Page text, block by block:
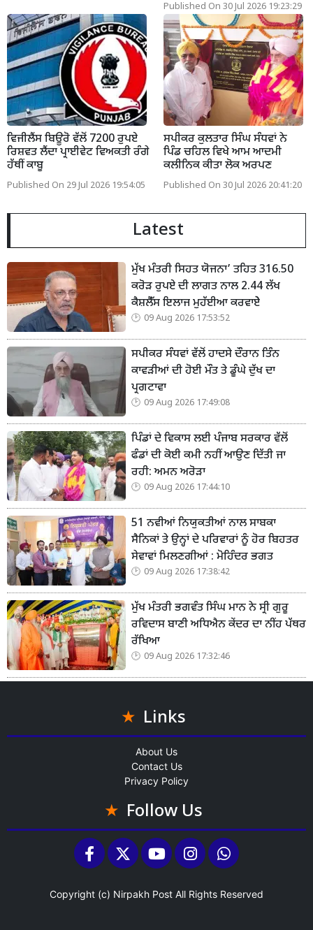
Published On 30 Jul 2026 19:23:29
ਵਿਜੀਲੈਂਸ ਬਿਊਰੋ ਵੱਲੋਂ 7200 ਰੁਪਏ
ਰਿਸ਼ਵਤ ਲੈਂਦਾ ਪ੍ਰਾਈਵੇਟ ਵਿਅਕਤੀ ਰੰਗੇ
ਹੱਥੀਂ ਕਾਬੂ
Published On 29 Jul 2026 19:54:05
ਸਪੀਕਰ ਕੁਲਤਾਰ ਸਿੰਘ ਸੰਧਵਾਂ ਨੇ
ਪਿੰਡ ਚਹਿਲ ਵਿਖੇ ਆਮ ਆਦਮੀ
ਕਲੀਨਿਕ ਕੀਤਾ ਲੋਕ ਅਰਪਣ
Published On 30 Jul 2026 20:41:20
Latest
ਮੁੱਖ ਮੰਤਰੀ ਸਿਹਤ ਯੋਜਨਾ’ ਤਹਿਤ 316.50
ਕਰੋੜ ਰੁਪਏ ਦੀ ਲਾਗਤ ਨਾਲ 2.44 ਲੱਖ
ਕੈਸ਼ਲੈੱਸ ਇਲਾਜ ਮੁਹੱਈਆ ਕਰਵਾਏੇ
09 Aug 2026 17:53:52
ਸਪੀਕਰ ਸੰਧਵਾਂ ਵੱਲੋਂ ਹਾਦਸੇ ਦੌਰਾਨ ਤਿੰਨ
ਕਾਵੜੀਆਂ ਦੀ ਹੋਈ ਮੌਤ ਤੇ ਡੂੰਘੇ ਦੁੱਖ ਦਾ
ਪ੍ਰਗਟਾਵਾ
09 Aug 2026 17:49:08
ਪਿੰਡਾਂ ਦੇ ਵਿਕਾਸ ਲਈ ਪੰਜਾਬ ਸਰਕਾਰ ਵੱਲੋਂ
ਫੰਡਾਂ ਦੀ ਕੋਈ ਕਮੀ ਨਹੀਂ ਆਉਣ ਦਿੱਤੀ ਜਾ
ਰਹੀ: ਅਮਨ ਅਰੋੜਾ
09 Aug 2026 17:44:10
51 ਨਵੀਆਂ ਨਿਯੁਕਤੀਆਂ ਨਾਲ ਸਾਬਕਾ
ਸੈਨਿਕਾਂ ਤੇ ਉਨ੍ਹਾਂ ਦੇ ਪਰਿਵਾਰਾਂ ਨੂੰ ਹੋਰ ਬਿਹਤਰ
ਸੇਵਾਵਾਂ ਮਿਲਣਗੀਆਂ : ਮੋਹਿੰਦਰ ਭਗਤ
09 Aug 2026 17:38:42
ਮੁੱਖ ਮੰਤਰੀ ਭਗਵੰਤ ਸਿੰਘ ਮਾਨ ਨੇ ਸ੍ਰੀ ਗੁਰੂ
ਰਵਿਦਾਸ ਬਾਣੀ ਅਧਿਐਨ ਕੇਂਦਰ ਦਾ ਨੀਂਹ ਪੱਥਰ
ਰੱਖਿਆ
09 Aug 2026 17:32:46
Links
About Us
Contact Us
Privacy Policy
Follow Us
Copyright (c) Nirpakh Post All Rights Reserved